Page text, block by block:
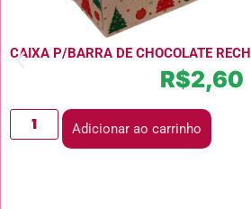
CAIXA P/BARRA DE CHOCOLATE
R$2,60
Adicionar ao carrinho